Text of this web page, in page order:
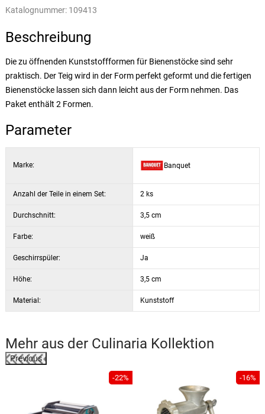
Katalognummer: 109413
Beschreibung
Die zu öffnenden Kunststoffformen für Bienenstöcke sind sehr
praktisch. Der Teig wird in der Form perfekt geformt und die fertigen
Bienenstöcke lassen sich dann leicht aus der Form nehmen. Das
Paket enthält 2 Formen.
Parameter
Marke: Banquet
Anzahl der Teile in einem Set: 2 ks
Durchschnitt: 3,5 cm
Farbe: weiß
Geschirrspüler: Ja
Höhe: 3,5 cm
Material: Kunststoff
Mehr aus der Culinaria Kollektion
Previous
-22% -16%